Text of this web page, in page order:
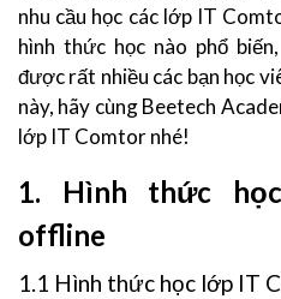
nhu cầu học các lớp IT
hình thức học nào phổ
được rất nhiều các bạn học
này, hãy cùng Beetech
lớp IT Comtor nhé!
1. Hình thức
offline
1.1 Hình thức học lớp IT